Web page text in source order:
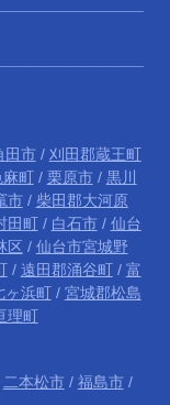
田市/ 刈田郡蔵王町
麻町/ 栗原市/ 黒川
市/ 柴田郡大河原
田町/ 白石市/ 仙台
区 / 仙台市宮城野
/ 遠田郡涌谷町/ 富
ヶ浜町/ 宮城郡松島
理町
二本松市/ 福島市/